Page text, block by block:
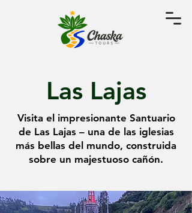
Las Lajas
Visita el impresionante Santuario
de Las Lajas – una de las iglesias
más bellas del mundo, construida
sobre un majestuoso cañón.